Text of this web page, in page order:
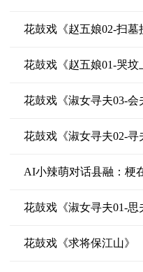
花鼓戏《赵五娘02-扫墓
花鼓戏《赵五娘01-哭坟
花鼓戏《淑女寻夫03-会
花鼓戏《淑女寻夫02-寻
AI小辣萌对话县融：梗
花鼓戏《淑女寻夫01-思
花鼓戏《求将保江山》